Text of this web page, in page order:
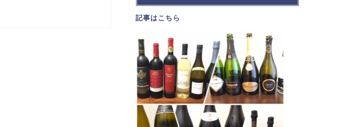
記事はこちら